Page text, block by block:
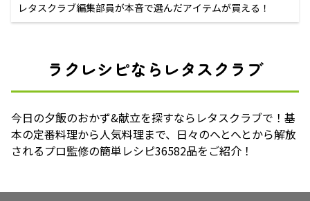
レタスクラブ編集部員が本音で選んだアイテムが買える！
ラクレシピならレタスクラブ
今日の夕飯のおかず&献立を探すならレタスクラブで！基
本の定番料理から人気料理まで、日々のへとへとから解放
されるプロ監修の簡単レシピ36582品をご紹介！